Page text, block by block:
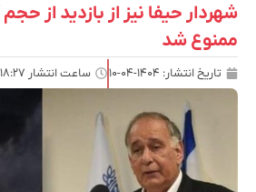
شهردار حیفا نیز از بازدید از
ممنوع شد
تاریخ انتشار: ۱۴۰۴-۰۴-۱۰ ساعت انتشار ۱۸:۲۷